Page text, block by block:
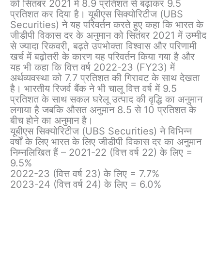
को सितंबर 2021 में 8.9 प्रतिशत से बढ़ाकर 9.5
प्रतिशत कर दिया है। यूबीएस सिक्योरिटीज (UBS
Securities) ने यह परिवर्तन करते हुए कहा कि भारत के
जीडीपी विकास दर के अनुमान को सितंबर 2021 में उम्मीद
से ज्यादा रिकवरी, बढ़ते उपभोक्ता विश्वास और परिणामी
खर्च में बढ़ोतरी के कारण यह परिवर्तन किया गया है और
यह भी कहा कि वित्त वर्ष 2022-23 (FY23) में
अर्थव्यवस्था को 7.7 प्रतिशत की गिरावट के साथ देखता
है। भारतीय रिजर्व बैंक ने भी चालू वित्त वर्ष में 9.5
प्रतिशत के साथ सकल घरेलू उत्पाद की वृद्धि का अनुमान
लगाया है जबकि औसत अनुमान 8.5 से 10 प्रतिशत के
बीच होने का अनुमान है।
यूबीएस सिक्योरिटीज (UBS Securities) ने विभिन्न
वर्षों के लिए भारत के लिए जीडीपी विकास दर का अनुमान
निम्नलिखित हैं – 2021-22 (वित्त वर्ष 22) के लिए =
9.5%
2022-23 (वित्त वर्ष 23) के लिए = 7.7%
2023-24 (वित्त वर्ष 24) के लिए = 6.0%